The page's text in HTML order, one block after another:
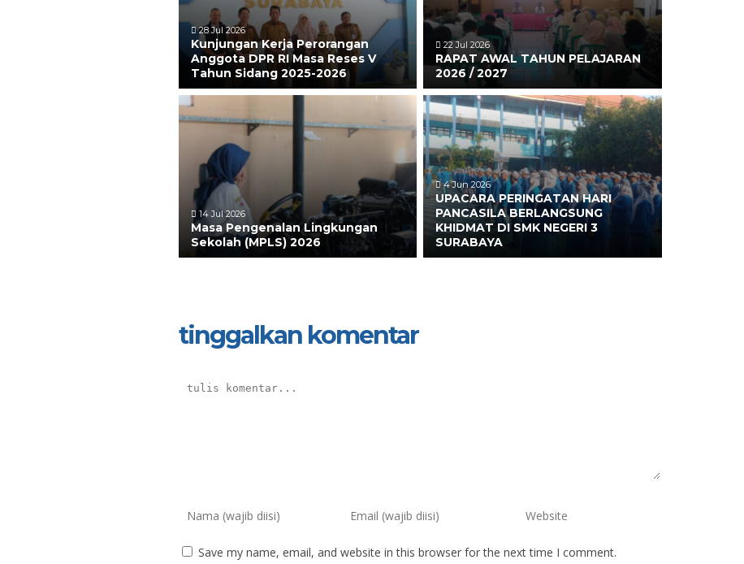
28 Jul 2026
Kunjungan Kerja Perorangan
Anggota DPR RI Masa Reses V
Tahun Sidang 2025-2026
22 Jul 2026
RAPAT AWAL TAHUN PELAJARAN
2026 / 2027
14 Jul 2026
Masa Pengenalan Lingkungan
Sekolah (MPLS) 2026
4 Jun 2026
UPACARA PERINGATAN HARI
PANCASILA BERLANGSUNG
KHIDMAT DI SMK NEGERI 3
SURABAYA
tinggalkan komentar
Save my name, email, and website in this browser for the next time I comment.